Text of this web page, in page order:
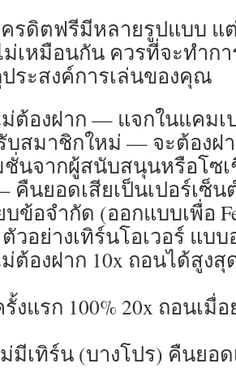
รดิตฟรีมีหลายรูปแบบ
เหมือนกัน ควรที่จะทำก
ระสงค์การเล่นของคุณ
ต้องฝาก — แจกในแคม
สมาชิกใหม่ — จะต้องฝ
นจากผู้สนับสนุนหรือโซเ
คืนยอดเสียเป็นเปอร์เซ็
ข้อจำกัด (ออกแบบเพื่อ
วอย่างเทิร์นโอเวอร์ แบ
ต้องฝาก 10x ถอนได้สูงสุ
งแรก 100% 20x ถอนเ
ม่มีเทิร์น (บางโปร) คืนย